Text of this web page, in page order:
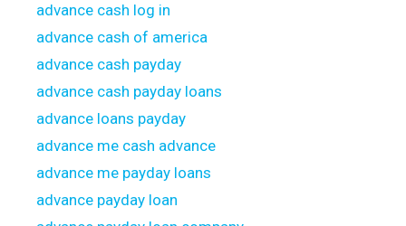
advance cash log in
advance cash of america
advance cash payday
advance cash payday loans
advance loans payday
advance me cash advance
advance me payday loans
advance payday loan